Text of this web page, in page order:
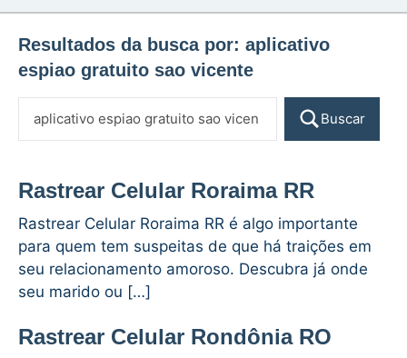
Resultados da busca por: aplicativo
espiao gratuito sao vicente
Buscar
Rastrear Celular Roraima RR
Rastrear Celular Roraima RR é algo importante
para quem tem suspeitas de que há traições em
seu relacionamento amoroso. Descubra já onde
seu marido ou […]
Rastrear Celular Rondônia RO